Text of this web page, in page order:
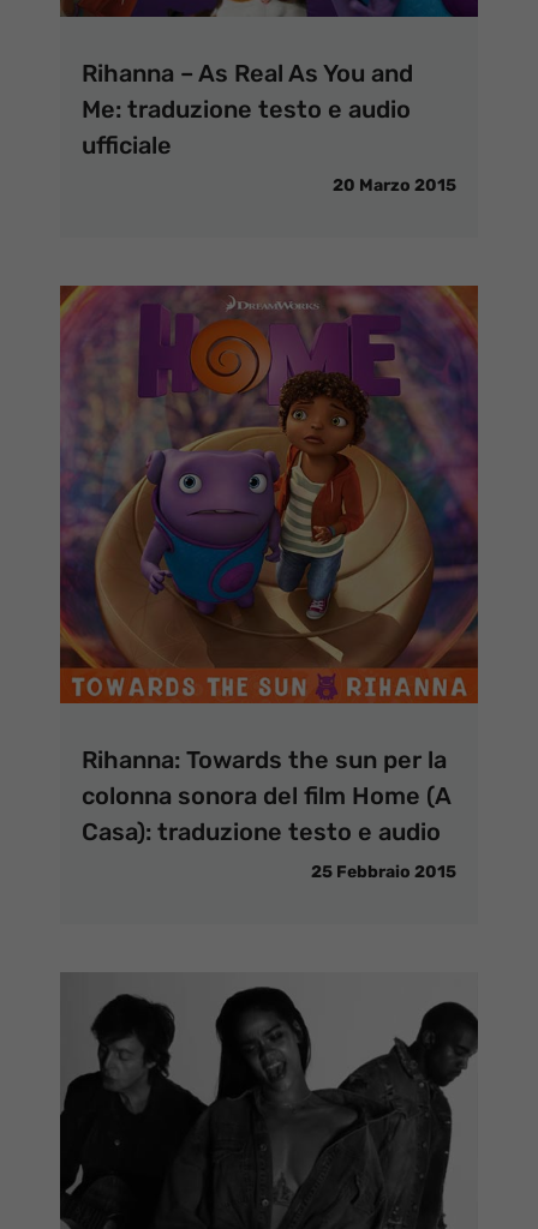
Rihanna – As Real As You and
Me: traduzione testo e audio
ufficiale
20 Marzo 2015
Rihanna: Towards the sun per la
colonna sonora del film Home (A
Casa): traduzione testo e audio
25 Febbraio 2015